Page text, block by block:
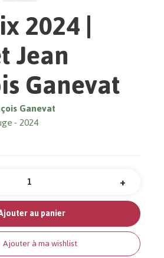
2024 |
Jean
Ganevat
Ganevat
2024
+
au panier
Ajouter à ma wishlist